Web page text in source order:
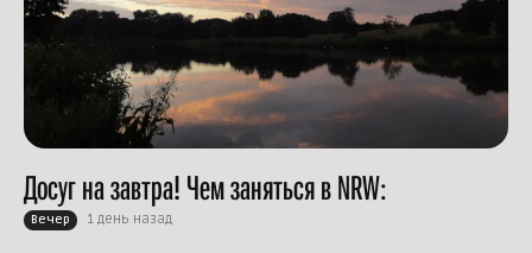
Досуг на завтра! Чем заняться в NRW:
Вечер 1 день назад